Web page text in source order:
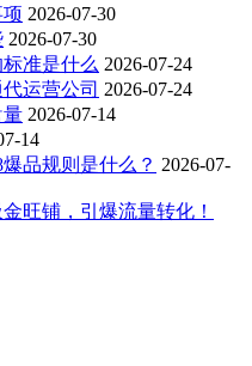
2026-07-30
2026-07-30
准是什么 2026-07-24
运营公司 2026-07-24
量 2026-07-14
14
品规则是什么？ 2026-07-
旺铺，引爆流量转化！